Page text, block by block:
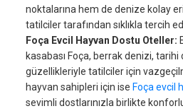
noktalarına hem de denize kolay
tatilciler tarafından sıklıkla tercih
Foça Evcil Hayvan Dostu Oteller:
kasabası Foça, berrak denizi, tarihi
güzellikleriyle tatilciler için
hayvan sahipleri için ise Foça evcil
sevimli dostlarınızla birlikte